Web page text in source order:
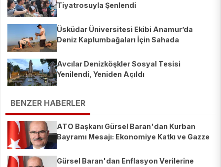
Tiyatrosuyla Şenlendi
Üsküdar Üniversitesi Ekibi Anamur’da
Deniz Kaplumbağaları İçin Sahada
Avcılar Denizköşkler Sosyal Tesisi
Yenilendi, Yeniden Açıldı
BENZER HABERLER
ATO Başkanı Gürsel Baran'dan Kurban
Bayramı Mesajı: Ekonomiye Katkı ve Gazze
Gürsel Baran'dan Enflasyon Verilerine